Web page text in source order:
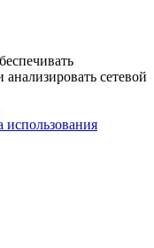
сетевой
использования